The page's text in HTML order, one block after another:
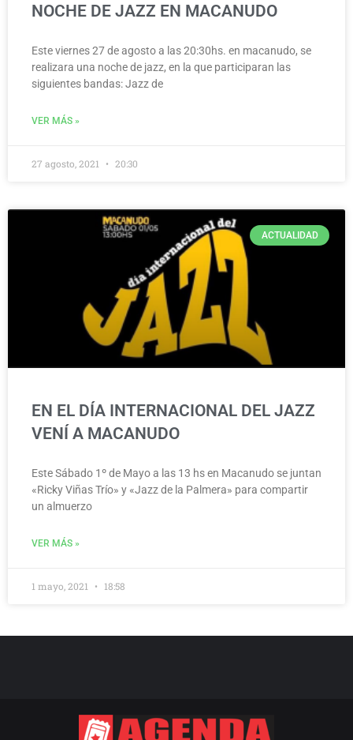
NOCHE DE JAZZ EN MACANUDO
Este viernes 27 de agosto a las 20:30hs. en macanudo, se
realizara una noche de jazz, en la que participaran las
siguientes bandas: Jazz de
VER MÁS »
27 agosto, 2021 20:30
ACTUALIDAD
EN EL DÍA INTERNACIONAL DEL JAZZ
VENÍ A MACANUDO
Este Sábado 1º de Mayo a las 13 hs en Macanudo se juntan
«Ricky Viñas Trío» y «Jazz de la Palmera» para compartir
un almuerzo
VER MÁS »
1 mayo, 2021 18:58